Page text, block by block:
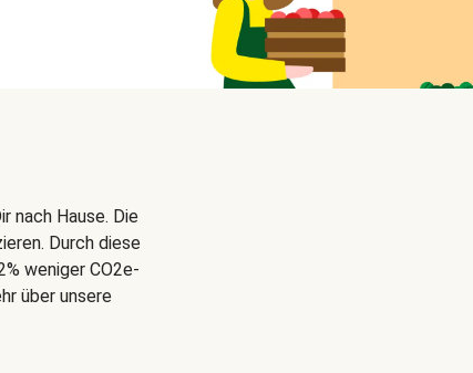
nach Hause. Die
Durch diese
weniger CO2e-
über unsere